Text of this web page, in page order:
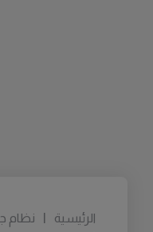
الرئيسية نظام